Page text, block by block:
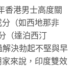
香港男士高度關
（如西地那非
（達泊西汀
決勃起不堅與早
來說，印度雙效